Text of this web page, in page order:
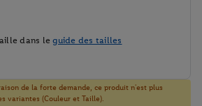
dans leguide des tailles
de la forte demande, ce produit n'est plus
variantes (Couleur et Taille).